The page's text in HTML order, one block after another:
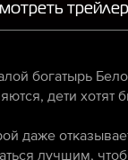
трейлер
богатырь
дети
даже
лучшим,